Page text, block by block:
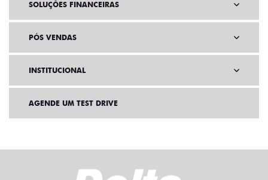
SOLUÇÕES FINANCEIRAS
PÓS VENDAS
INSTITUCIONAL
AGENDE UM TEST DRIVE